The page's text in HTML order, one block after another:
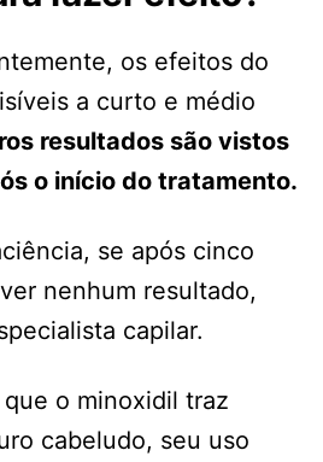
os efeitos do
a curto e médio
resultados são vistos
o início do tratamento.
se após cinco
nenhum resultado,
capilar.
que o minoxidil traz
cabeludo, seu uso